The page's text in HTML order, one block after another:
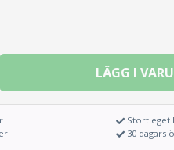
LÄGG I
Stort eget
30 dagars